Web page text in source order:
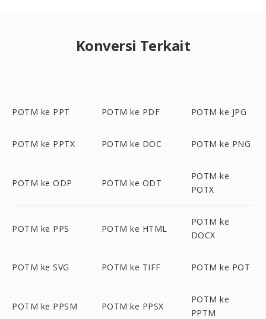
Konversi Terkait
POTM ke PPT POTM ke PDF POTM ke JPG
POTM ke PPTX POTM ke DOC POTM ke PNG
POTM ke ODP POTM ke ODT
POTM ke
POTX
POTM ke PPS POTM ke HTML
POTM ke
DOCX
POTM ke SVG POTM ke TIFF POTM ke POT
POTM ke PPSM POTM ke PPSX
POTM ke
PPTM